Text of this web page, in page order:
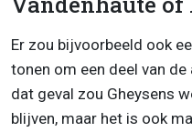
Er zou bijvoorbeeld ook
tonen om een deel van
dat geval zou Gheysens
blijven, maar het is ook